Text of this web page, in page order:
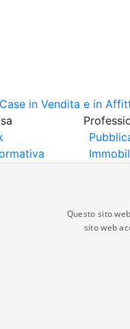
presenti su
della
Questo sito
sito web